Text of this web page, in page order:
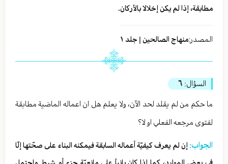
مطابقة، إذا لم يكن إخلالا بالأركان.
المصدر:منهاج الصالحين | جلد ١
السؤال: ٦
ما حكم من لم يقلد لحد الآن، ولا يعلم هل ان اعماله الماضية مطابقة
لفتوى مرجعه الفعلي او لا؟
الجواب: إن لم‏ يعرف كيفيّة أعماله السابقة فيمكنه البناء على صحّتها إلّا